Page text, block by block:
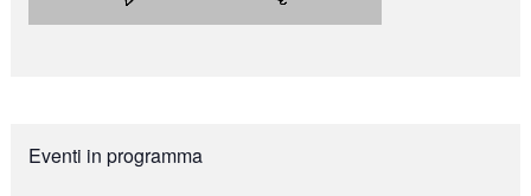
Eventi in programma